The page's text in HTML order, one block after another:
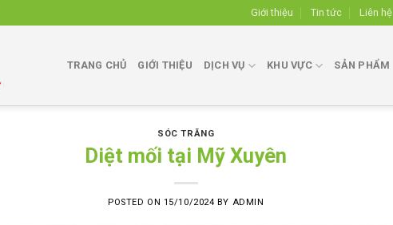
Giới thiệu Tin tức Liên hệ
TRANG CHỦ GIỚI THIỆU DỊCH VỤ KHU VỰC SẢN PHẨM
SÓC TRĂNG
Diệt mối tại Mỹ Xuyên
POSTED ON 15/10/2024 BY ADMIN